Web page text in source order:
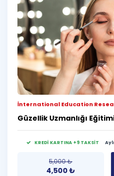
İnternational Education
Güzellik Uzmanlığı
KREDİ KARTINA +9 TAKSİT
5,000₺
4,500 ₺